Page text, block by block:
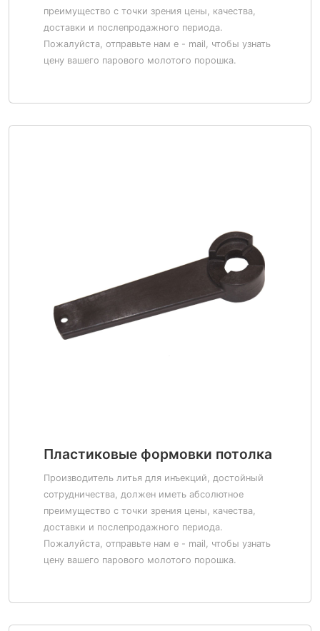
преимущество с точки зрения цены, качества,
доставки и послепродажного периода.
Пожалуйста, отправьте нам e - mail, чтобы узнать
цену вашего парового молотого порошка.
Пластиковые формовки потолка
Производитель литья для инъекций, достойный
сотрудничества, должен иметь абсолютное
преимущество с точки зрения цены, качества,
доставки и послепродажного периода.
Пожалуйста, отправьте нам e - mail, чтобы узнать
цену вашего парового молотого порошка.